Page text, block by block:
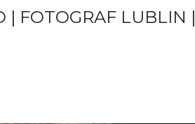
| FOTOGRAF LUBLIN